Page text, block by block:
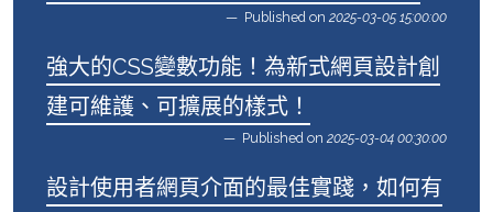
Published on 2025-03-05 15:00:00
強大的CSS變數功能！為新式網頁設計創
建可維護、可擴展的樣式！
Published on 2025-03-04 00:30:00
設計使用者網頁介面的最佳實踐，如何有